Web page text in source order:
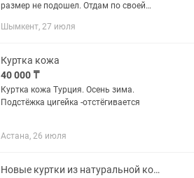
размер не подошел. Отдам по своей
Шымкент, 27 июля
Куртка кожа
40 000 ₸
Куртка кожа Турция. Осень зима.
Подстёжка цигейка -отстёгивается
Астана, 26 июля
Новые куртки из натуральной кожи и натурального меха финской чернобурки